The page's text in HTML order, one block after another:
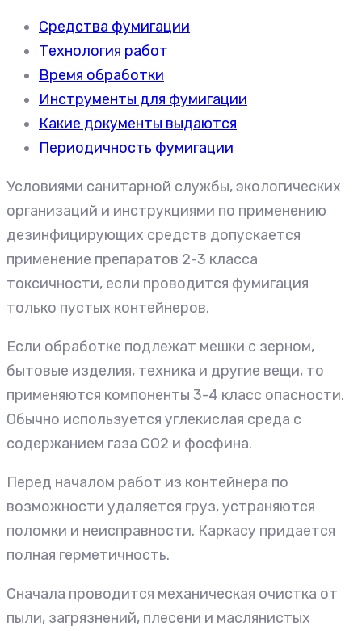
Средства фумигации
Технология работ
Время обработки
Инструменты для фумигации
Какие документы выдаются
Периодичность фумигации
Условиями санитарной службы, экологических
организаций и инструкциями по применению
дезинфицирующих средств допускается
применение препаратов 2-3 класса
токсичности, если проводится фумигация
только пустых контейнеров.
Если обработке подлежат мешки с зерном,
бытовые изделия, техника и другие вещи, то
применяются компоненты 3-4 класс опасности.
Обычно используется углекислая среда с
содержанием газа CO2 и фосфина.
Перед началом работ из контейнера по
возможности удаляется груз, устраняются
поломки и неисправности. Каркасу придается
полная герметичность.
Сначала проводится механическая очистка от
пыли, загрязнений, плесени и маслянистых